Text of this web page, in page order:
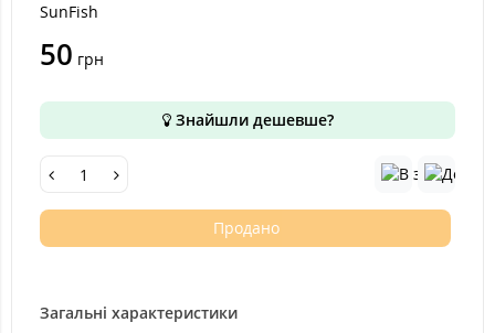
SunFish
50 грн
Знайшли дешевше?
Продано
Загальні характеристики